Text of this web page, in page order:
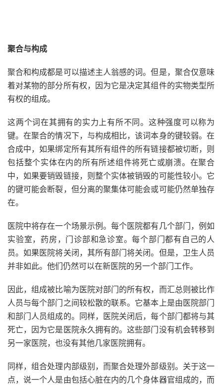
聚合与构成
聚合和构成都是可以描述主人翁感的词。但是，聚合仅意味
着对某物的部分所有权，因为它是决定其组件的实物类型所
有权的组成。
这两个词在其拥有的实力上有所不同。这种强度可以称为
键。在聚合的情况下，与构成相比，该词本身的键较弱。在
合成中，如果绑定所有其所有组件的所有链接都被切断，则
包括整个实体在内的所有所述组件将死亡或崩溃。在聚合
中，如果要销毁链接，则整个实体被销毁的可能性较小。它
的键可能会断裂，但分离的聚集体可能会或可能仍然单独存
在。
医院中将存在一个场景示例。每个医院都有几个部门，例如
实验室，药房，门诊部和急诊室。每个部门都有自己的人
员。如果医院将关闭，其所有部门将关闭。但是，卫生人员
并非如此。他们仍然可以在新医院的另一个部门工作。
因此，组成被比喻为医院对部门的所有权，而汇总则被比作
人员与每个部门之间较松散的联系。它基本上是由医院部门
和部门人员组成的。同样，医院关闭后，每个部门都将与其
死亡，因为它是医院永久拥有的。这些部门没有机会转移到
另一家医院，也没有其他几家医院拥有。
同样，组合处理内部级别，而聚合处理外部级别。关于这一
点，说一个人是由包括心脏在内的几个身体器官组成的，而